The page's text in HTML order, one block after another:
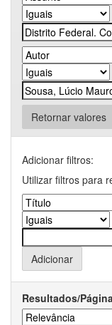
Retornar valores
Adicionar filtros:
Utilizar filtros para
Resultados/Página